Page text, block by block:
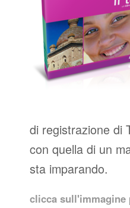
di registrazione di
con quella di un
sta imparando.
clicca sull'immagine